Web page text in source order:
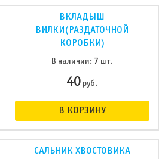
ВКЛАДЫШ
ВИЛКИ(РАЗДАТОЧНОЙ
КОРОБКИ)
В наличии: 7 шт.
40 руб.
В КОРЗИНУ
САЛЬНИК ХВОСТОВИКА